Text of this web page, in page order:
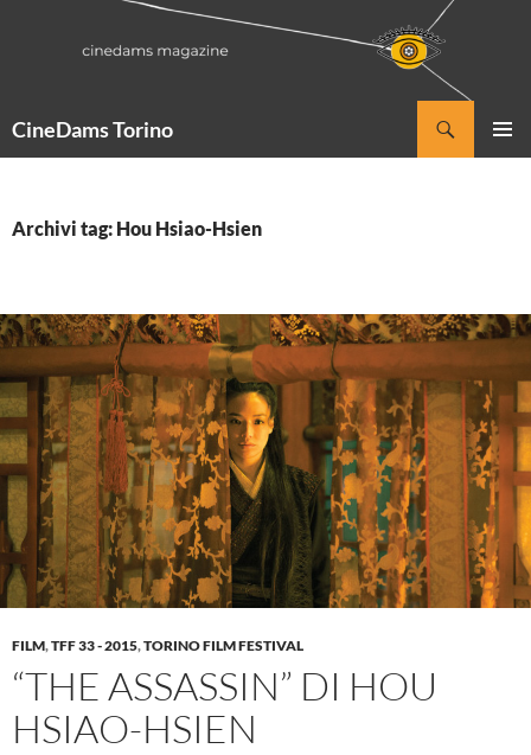
CineDams Torino
Archivi tag: Hou Hsiao-Hsien
FILM,TFF 33 - 2015,TORINO FILM FESTIVAL
“THE ASSASSIN” DI HOU
HSIAO-HSIEN